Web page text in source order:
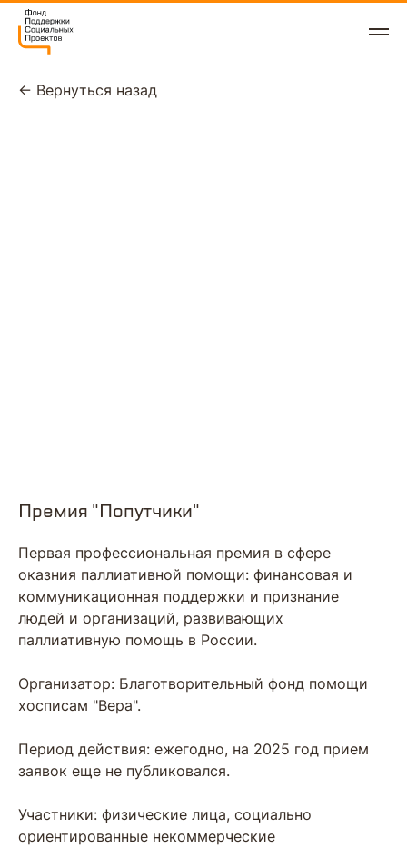
← Вернуться назад
Премия "‎Попутчики"
Первая профессиональная премия в сфере
оказния паллиативной помощи: финансовая и
коммуникационная поддержки и признание
людей и организаций, развивающих
паллиативную помощь в России.
Организатор: Благотворительный фонд помощи
хосписам "Вера".
Период действия: ежегодно, на 2025 год прием
заявок еще не публиковался.
Участники: физические лица, социально
ориентированные некоммерческие